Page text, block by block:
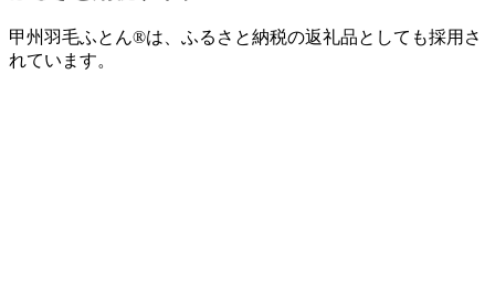
甲州羽毛ふとん®は、ふるさと納税の返礼品としても採用さ
れています。